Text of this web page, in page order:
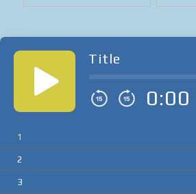
Title
0:00
1
2
3